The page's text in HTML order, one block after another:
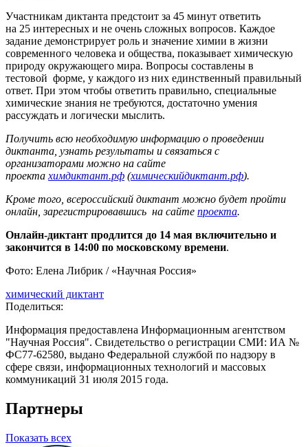
Участникам диктанта предстоит за 45 минут ответить
на 25 интересных и не очень сложных вопросов. Каждое
задание демонстрирует роль и значение химии в жизни
современного человека и общества, показывает химическую
природу окружающего мира. Вопросы составлены в
тестовой форме, у каждого из них единственный правильный
ответ. При этом чтобы ответить правильно, специальные
химические знания не требуются, достаточно умения
рассуждать и логически мыслить.
Получить всю необходимую информацию о проведении
диктанта, узнать результаты и связаться с
организаторами можно на сайте
проектахимдиктант.рф (химическийдиктант.рф).
Кроме того, всероссийский диктант можно будет пройти
онлайн, зарегистрировавшись на сайте проекта.
Онлайн-диктант продлится до 14 мая включительно и
закончится в 14:00 по московскому времени.
Фото: Елена Либрик / «Научная Россия»
химический диктант
Поделиться:
Информация предоставлена Информационным агентством
"Научная Россия". Свидетельство о регистрации СМИ: ИА №
ФС77-62580, выдано Федеральной службой по надзору в
сфере связи, информационных технологий и массовых
коммуникаций 31 июля 2015 года.
Партнеры
Показать всех